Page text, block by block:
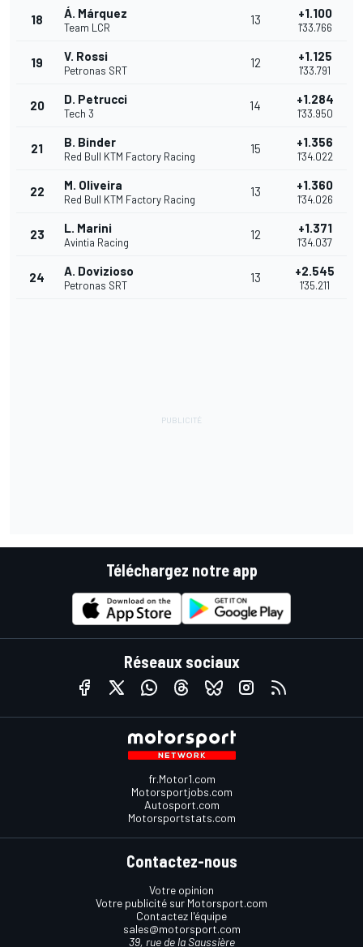
18 Á. Márquez
Team LCR
13 +1.100
1'33.766
19 V. Rossi
Petronas SRT
12 +1.125
1'33.791
20 D. Petrucci
Tech 3
14 +1.284
1'33.950
21 B. Binder
Red Bull KTM Factory Racing
15 +1.356
1'34.022
22 M. Oliveira
Red Bull KTM Factory Racing
13 +1.360
1'34.026
23 L. Marini
Avintia Racing
12 +1.371
1'34.037
24 A. Dovizioso
Petronas SRT
13 +2.545
1'35.211
Téléchargez notre app
Réseaux sociaux
fr.Motor1.com
Motorsportjobs.com
Autosport.com
Motorsportstats.com
Contactez-nous
Votre opinion
Votre publicité sur Motorsport.com
Contactez l'équipe
sales@motorsport.com
39, rue de la Saussière